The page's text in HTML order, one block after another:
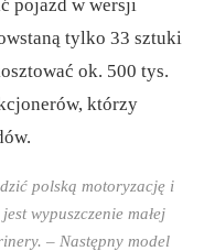
pojazd w wersji
tylko 33 sztuki
ok. 500 tys.
którzy
polską motoryzację i
wypuszczenie małej
– Następny model